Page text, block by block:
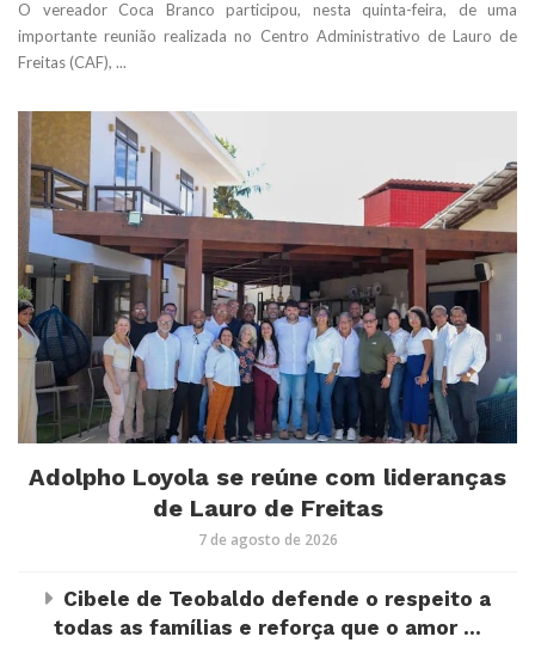
O vereador Coca Branco participou, nesta quinta-feira, de uma
importante reunião realizada no Centro Administrativo de Lauro de
Freitas (CAF), ...
Adolpho Loyola se reúne com lideranças
de Lauro de Freitas
7 de agosto de 2026
Cibele de Teobaldo defende o respeito a
todas as famílias e reforça que o amor ...